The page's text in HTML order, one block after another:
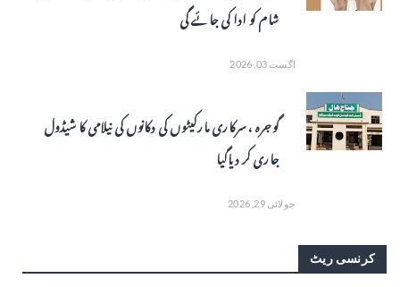
شام کو ادا کی جائے گی
اگست 03, 2026
گوجرہ ، سرکاری مارکیٹوں کی دکانوں کی نیلامی کا شیڈول
جاری کر دیاگیا
جولائی 29, 2026
کرنسی ریٹ